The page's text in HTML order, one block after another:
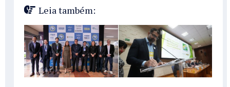
Leia também: